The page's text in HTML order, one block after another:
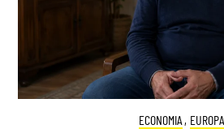
ECONOMIA , EUROPA